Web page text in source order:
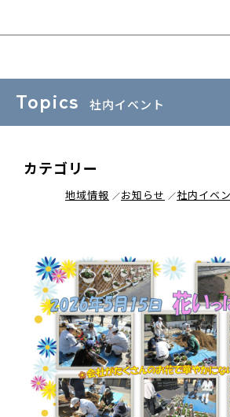
Topics 社内イベント
カテゴリー
地域情報 お知らせ 社内イベ